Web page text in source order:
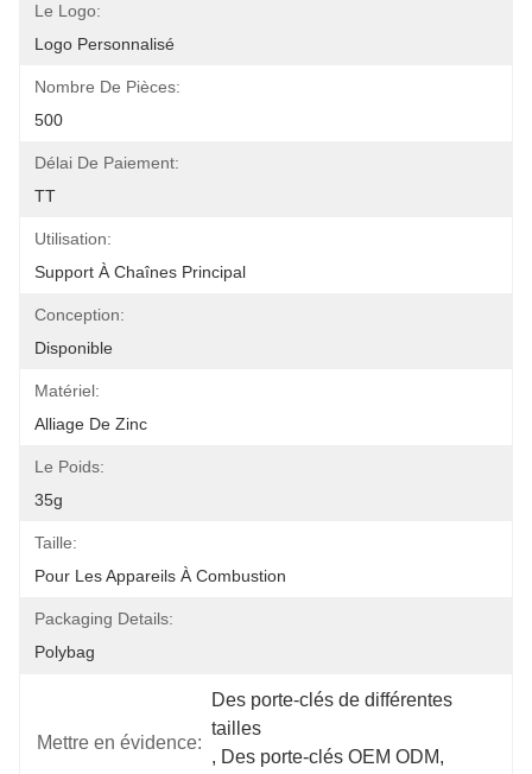
Le Logo:
Logo Personnalisé
Nombre De Pièces:
500
Délai De Paiement:
TT
Utilisation:
Support À Chaînes Principal
Conception:
Disponible
Matériel:
Alliage De Zinc
Le Poids:
35g
Taille:
Pour Les Appareils À Combustion
Packaging Details:
Polybag
Mettre en évidence:
Des porte-clés de différentes
tailles
, Des porte-clés OEM ODM,